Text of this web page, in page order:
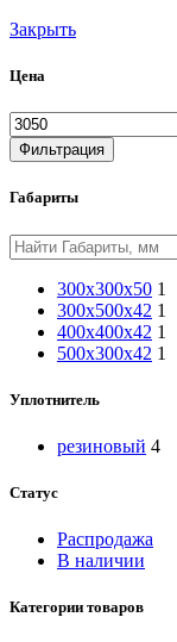
Закрыть
Цена
Фильтрация
Габариты
300х300х50 1
300х500х42 1
400х400х42 1
500х300х42 1
Уплотнитель
резиновый 4
Статус
Распродажа
В наличии
Категории товаров